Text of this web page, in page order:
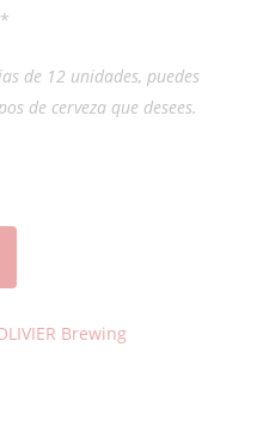
de 12 unidades, puedes
de cerveza que desees.
Brewing